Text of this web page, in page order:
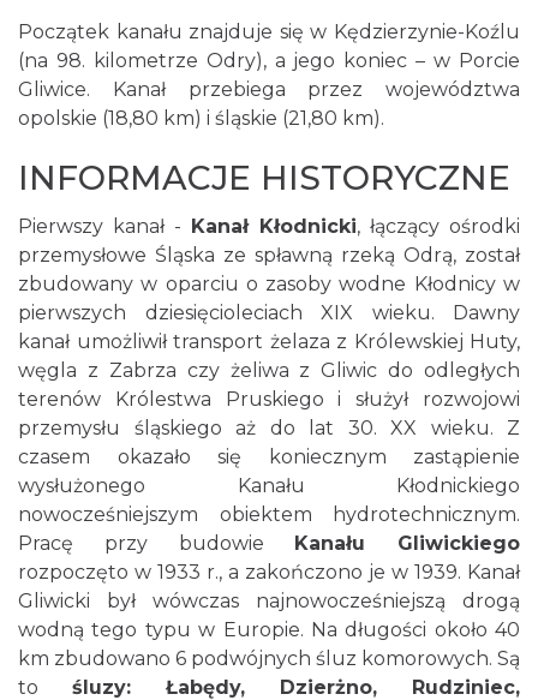
Początek kanału znajduje się w Kędzierzynie-Koźlu
(na 98. kilometrze Odry), a jego koniec – w Porcie
Gliwice. Kanał przebiega przez województwa
opolskie (18,80 km) i śląskie (21,80 km).
INFORMACJE HISTORYCZNE
Pierwszy kanał - Kanał Kłodnicki, łączący ośrodki
przemysłowe Śląska ze spławną rzeką Odrą, został
zbudowany w oparciu o zasoby wodne Kłodnicy w
pierwszych dziesięcioleciach XIX wieku. Dawny
kanał umożliwił transport żelaza z Królewskiej Huty,
węgla z Zabrza czy żeliwa z Gliwic do odległych
terenów Królestwa Pruskiego i służył rozwojowi
przemysłu śląskiego aż do lat 30. XX wieku. Z
czasem okazało się koniecznym zastąpienie
wysłużonego Kanału Kłodnickiego
nowocześniejszym obiektem hydrotechnicznym.
Pracę przy budowie Kanału Gliwickiego
rozpoczęto w 1933 r., a zakończono je w 1939. Kanał
Gliwicki był wówczas najnowocześniejszą drogą
wodną tego typu w Europie. Na długości około 40
km zbudowano 6 podwójnych śluz komorowych. Są
to śluzy: Łabędy, Dzierżno, Rudziniec,